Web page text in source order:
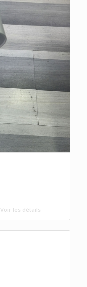
Voir les détails